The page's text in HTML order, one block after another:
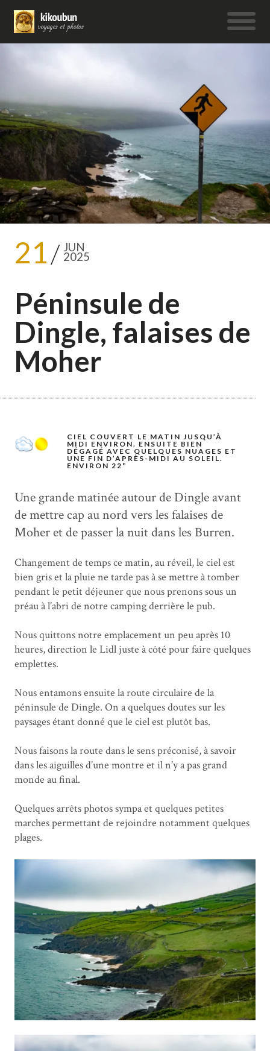
21 JUN
2025
Péninsule de
Dingle, falaises de
Moher
CIEL COUVERT LE MATIN JUSQU’À
MIDI ENVIRON. ENSUITE BIEN
DÉGAGÉ AVEC QUELQUES NUAGES ET
UNE FIN D’APRÈS-MIDI AU SOLEIL.
ENVIRON 22°
Une grande matinée autour de Dingle avant
de mettre cap au nord vers les falaises de
Moher et de passer la nuit dans les Burren.
Changement de temps ce matin, au réveil, le ciel est
bien gris et la pluie ne tarde pas à se mettre à tomber
pendant le petit déjeuner que nous prenons sous un
préau à l’abri de notre camping derrière le pub.
Nous quittons notre emplacement un peu après 10
heures, direction le Lidl juste à côté pour faire quelques
emplettes.
Nous entamons ensuite la route circulaire de la
péninsule de Dingle. On a quelques doutes sur les
paysages étant donné que le ciel est plutôt bas.
Nous faisons la route dans le sens préconisé, à savoir
dans les aiguilles d’une montre et il n’y a pas grand
monde au final.
Quelques arrêts photos sympa et quelques petites
marches permettant de rejoindre notamment quelques
plages.